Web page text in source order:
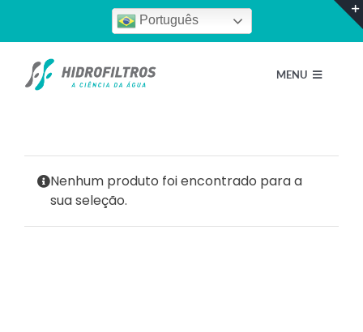
conteúdo
Português
MENU
Nenhum produto foi encontrado para a
sua seleção.